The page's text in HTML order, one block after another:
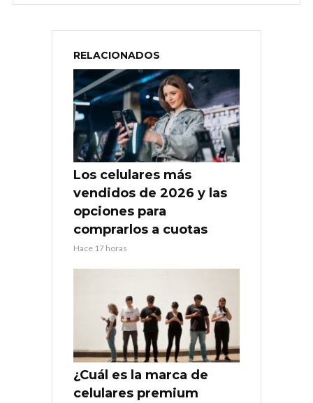
RELACIONADOS
Los celulares más
vendidos de 2026 y las
opciones para
comprarlos a cuotas
Hace 17 horas
¿Cuál es la marca de
celulares premium